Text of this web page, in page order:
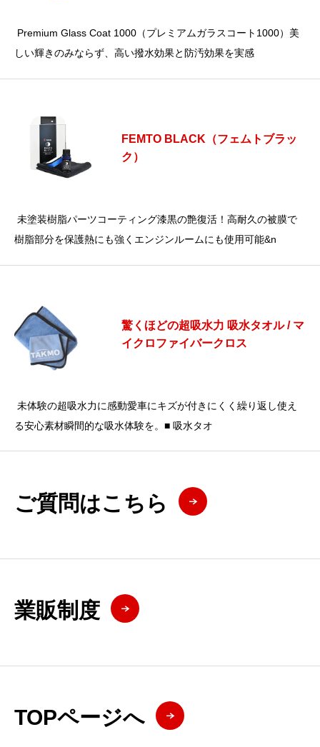
Premium Glass Coat 1000（プレミアムガラスコート1000）美
しい輝きのみならず、高い撥水効果と防汚効果を実感
FEMTO BLACK（フェムトブラッ
ク）
未塗装樹脂パーツコーティング漆黒の艶復活！高耐久の被膜で
樹脂部分を保護熱にも強くエンジンルームにも使用可能&n
驚くほどの超吸水力 吸水タオル / マ
イクロファイバークロス
未体験の超吸水力に感動愛車にキズが付きにくく繰り返し使え
る安心素材瞬間的な吸水体験を。■ 吸水タオ
ご質問はこちら
業販制度
TOPページへ